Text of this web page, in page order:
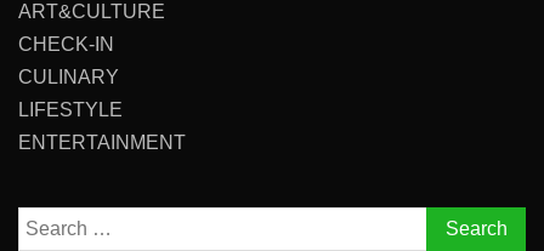
ART&CULTURE
CHECK-IN
CULINARY
LIFESTYLE
ENTERTAINMENT
Search